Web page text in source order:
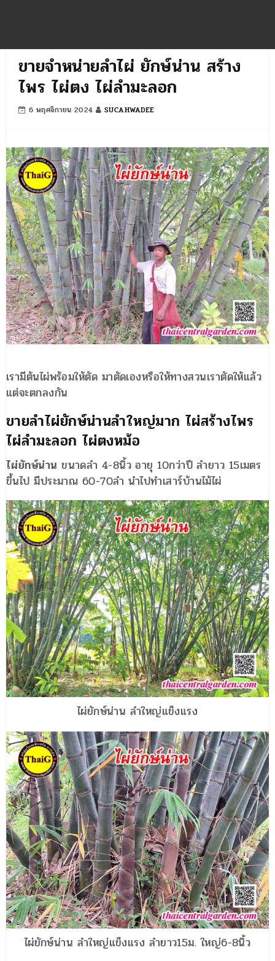
ขายจำหน่ายลำไผ่ ยักษ์น่าน สร้าง
ไพร ไผ่ตง ไผ่ลำมะลอก
6 พฤศจิกายน 2024 SUCAHWADEE
เรามีต้นไผ่พร้อมให้ตัด มาตัดเองหรือให้ทางสวนเราตัดให้แล้ว
แต่จะตกลงกัน
ขายลำไผ่ยักษ์น่านลำใหญ่มาก ไผ่สร้างไพร
ไผ่ลำมะลอก ไผ่ตงหม้อ
ไผ่ยักษ์น่าน ขนาดลำ 4-8นิ้ว อายุ 10กว่าปี ลำยาว 15เมตร
ขึ้นไป มีประมาณ 60-70ลำ นำไปทำเสาร์บ้านไม้ไผ่
ไผ่ยักษ์น่าน ลำใหญ่แข็งแรง
ไผ่ยักษ์น่าน ลำใหญ่แข็งแรง ลำยาว15ม. ใหญ่6-8นิ้ว